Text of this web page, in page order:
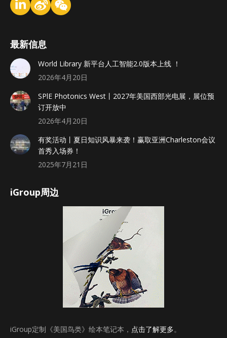
最新信息
World Library 新平台人工智能2.0版本上线 ！
2026年4月20日
SPlE Photonics West丨2027年美国西部光电展，展位预
订开放中
2026年4月20日
有奖活动丨夏日知识风暴来袭！赢取亚洲Charleston会议
首秀入场券！
2025年7月21日
iGroup周边
iGroup定制《美国鸟类》绘本笔记本， 点击了解更多。